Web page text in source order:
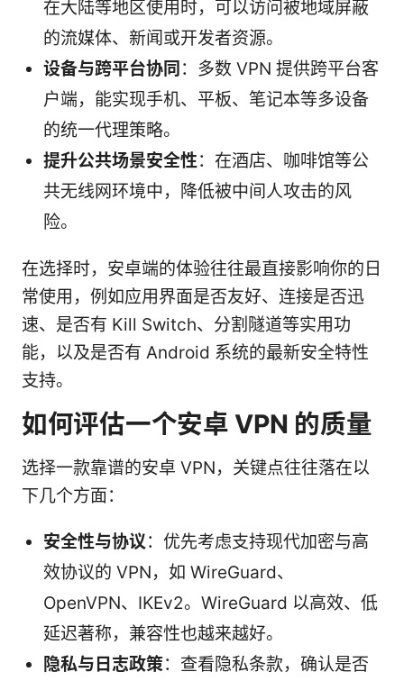
在大陆等地区使用时，可以访问被地域屏蔽
的流媒体、新闻或开发者资源。
设备与跨平台协同 ：多数 VPN 提供跨平台客
户端，能实现手机、平板、笔记本等多设备
的统一代理策略。
提升公共场景安全性：在酒店、咖啡馆等公
共无线网环境中，降低被中间人攻击的风
险。
在选择时，安卓端的体验往往最直接影响你的日
常使用，例如应用界面是否友好、连接是否迅
速、是否有 Kill Switch、分割隧道等实用功
能，以及是否有 Android 系统的最新安全特性
支持。
如何评估一个安卓 VPN 的质量
选择一款靠谱的安卓 VPN，关键点往往落在以
下几个方面：
安全性与协议：优先考虑支持现代加密与高
效协议的 VPN，如 WireGuard、
OpenVPN、IKEv2。WireGuard 以高效、低
延迟著称，兼容性也越来越好。
隐私与日志政策：查看隐私条款，确认是否